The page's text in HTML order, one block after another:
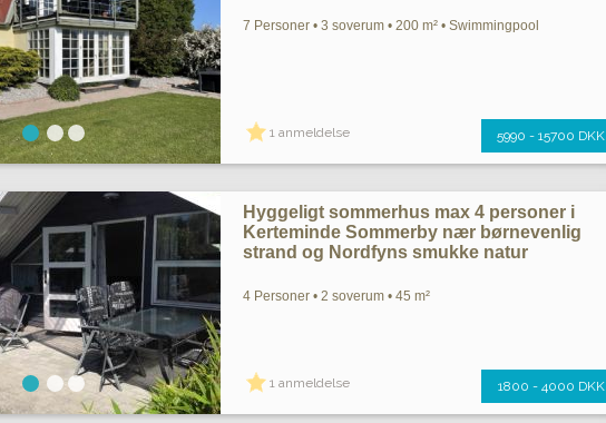
7 Personer • 3 soverum • 200 m² • Swimmingpool
1 anmeldelse 5990 - 15700 DKK
Hyggeligt sommerhus max 4 personer i
Kerteminde Sommerby nær børnevenlig
strand og Nordfyns smukke natur
4 Personer • 2 soverum • 45 m²
1 anmeldelse 1800 - 4000 DKK